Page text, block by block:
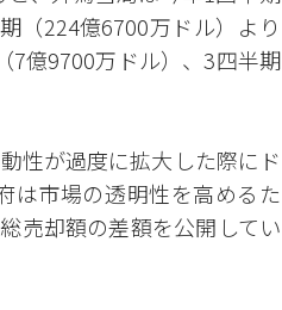
（224億6700万ドル）より
7億9700万ドル）、3四半期
性が過度に拡大した際にド
は市場の透明性を高めるた
売却額の差額を公開してい